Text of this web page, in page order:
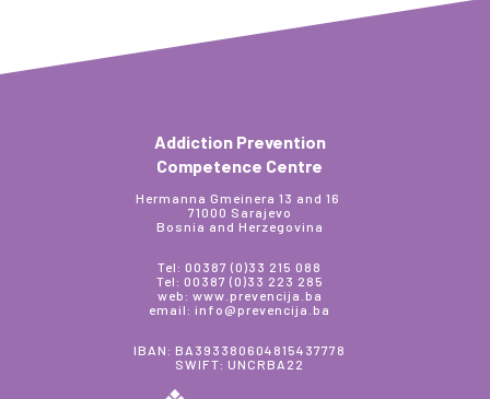
Addiction Prevention
Competence Centre
Hermanna Gmeinera 13 and 16
71000 Sarajevo
Bosnia and Herzegovina
Tel: 00387 (0)33 215 088
Tel: 00387 (0)33 223 285
web: www.prevencija.ba
email: info@prevencija.ba
IBAN: BA393380604815437778
SWIFT: UNCRBA22